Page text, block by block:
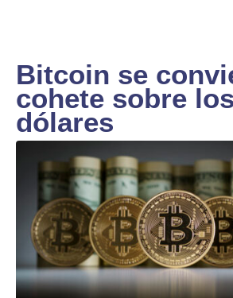
Bitcoin se
cohete sobre
dólares